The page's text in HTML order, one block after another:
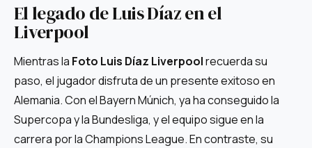
El legado de Luis Díaz en el
Liverpool
Mientras la Foto Luis Díaz Liverpoolrecuerda su
paso, el jugador disfruta de un presente exitoso en
Alemania. Con el Bayern Múnich, ya ha conseguido la
Supercopa y la Bundesliga, y el equipo sigue en la
carrera por la Champions League. En contraste, su